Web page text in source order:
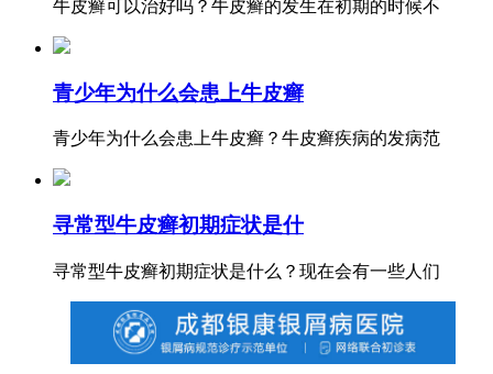
牛皮癣可以治好吗？牛皮癣的发生在初期的时候不
青少年为什么会患上牛皮癣
青少年为什么会患上牛皮癣？牛皮癣疾病的发病范
寻常型牛皮癣初期症状是什
寻常型牛皮癣初期症状是什么？现在会有一些人们